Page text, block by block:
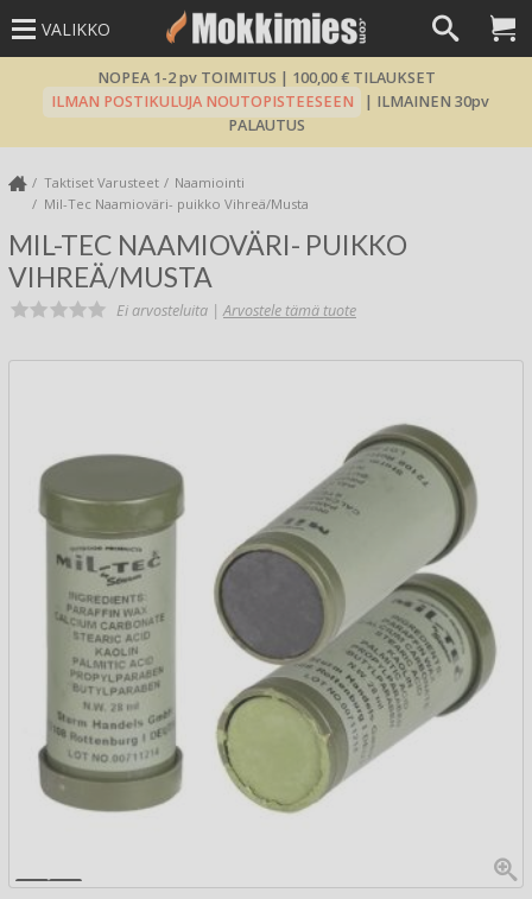
VALIKKO
NOPEA 1-2 pv TOIMITUS | 100,00 € TILAUKSET
ILMAN POSTIKULUJA NOUTOPISTEESEEN
| ILMAINEN 30pv
PALAUTUS
Taktiset Varusteet
Naamiointi
Mil-Tec Naamioväri- puikko Vihreä/Musta
MIL-TEC NAAMIOVÄRI- PUIKKO
VIHREÄ/MUSTA
Ei arvosteluita |Arvostele tämä tuote